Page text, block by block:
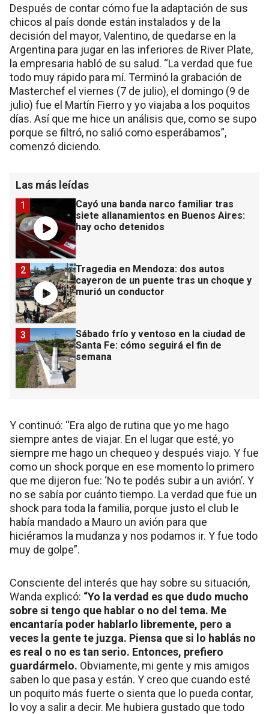
Después de contar cómo fue la adaptación de sus
chicos al país donde están instalados y de la
decisión del mayor, Valentino, de quedarse en la
Argentina para jugar en las inferiores de River Plate,
la empresaria habló de su salud. “La verdad que fue
todo muy rápido para mí. Terminó la grabación de
Masterchef el viernes (7 de julio), el domingo (9 de
julio) fue el Martín Fierro y yo viajaba a los poquitos
días. Así que me hice un análisis que, como se supo
porque se filtró, no salió como esperábamos”,
comenzó diciendo.
Las más leídas
Cayó una banda narco familiar tras
siete allanamientos en Buenos Aires:
hay ocho detenidos
1
Tragedia en Mendoza: dos autos
cayeron de un puente tras un choque y
murió un conductor
2
Sábado frío y ventoso en la ciudad de
Santa Fe: cómo seguirá el fin de
semana
3
Y continuó: “Era algo de rutina que yo me hago
siempre antes de viajar. En el lugar que esté, yo
siempre me hago un chequeo y después viajo. Y fue
como un shock porque en ese momento lo primero
que me dijeron fue: ‘No te podés subir a un avión’. Y
no se sabía por cuánto tiempo. La verdad que fue un
shock para toda la familia, porque justo el club le
había mandado a Mauro un avión para que
hiciéramos la mudanza y nos podamos ir. Y fue todo
muy de golpe”.
Consciente del interés que hay sobre su situación,
Wanda explicó: “Yo la verdad es que dudo mucho
sobre si tengo que hablar o no del tema. Me
encantaría poder hablarlo libremente, pero a
veces la gente te juzga. Piensa que si lo hablás no
es real o no es tan serio. Entonces, prefiero
guardármelo. Obviamente, mi gente y mis amigos
saben lo que pasa y están. Y creo que cuando esté
un poquito más fuerte o sienta que lo pueda contar,
lo voy a salir a decir. Me hubiera gustado que todo